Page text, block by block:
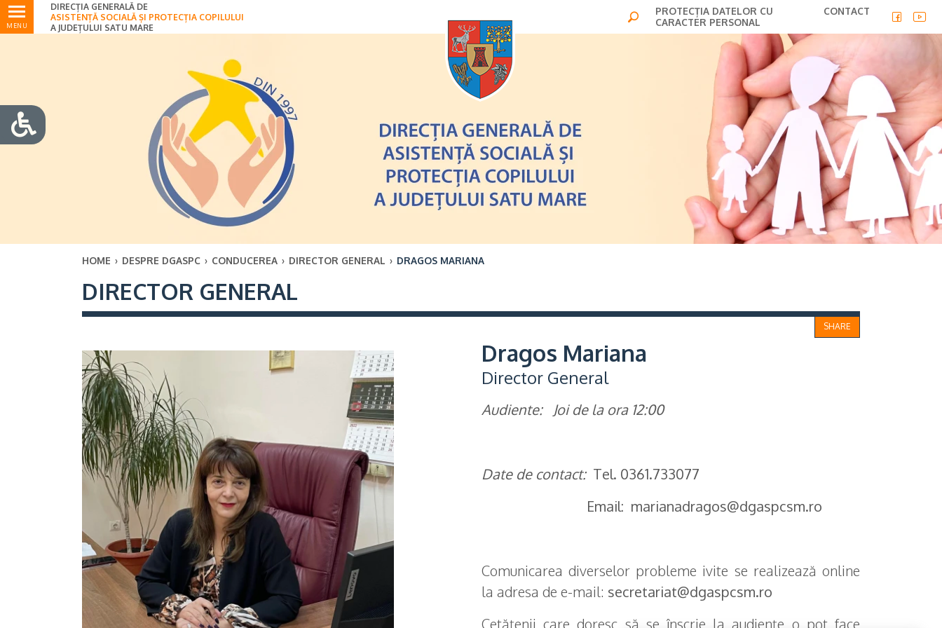
MENU
DIRECȚIA GENERALĂ DE
ASISTENȚĂ SOCIALĂ ȘI PROTECȚIA COPILULUI
A JUDEȚULUI SATU MARE
PROTECȚIA DATELOR CU
CARACTER PERSONAL
CONTACT
HOME › DESPRE DGASPC › CONDUCEREA › DIRECTOR GENERAL › DRAGOS MARIANA
DIRECTOR GENERAL
SHARE
Dragos Mariana
Director General
Audiente: Joi de la ora 12:00
Date de contact: Tel. 0361.733077
Email: marianadragos@dgaspcsm.ro
Comunicarea diverselor probleme ivite se realizează online
la adresa de e-mail: secretariat@dgaspcsm.ro
Cetățenii care doresc să se înscrie la audiențe o pot face